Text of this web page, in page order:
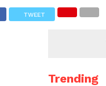
TWEET
Trending